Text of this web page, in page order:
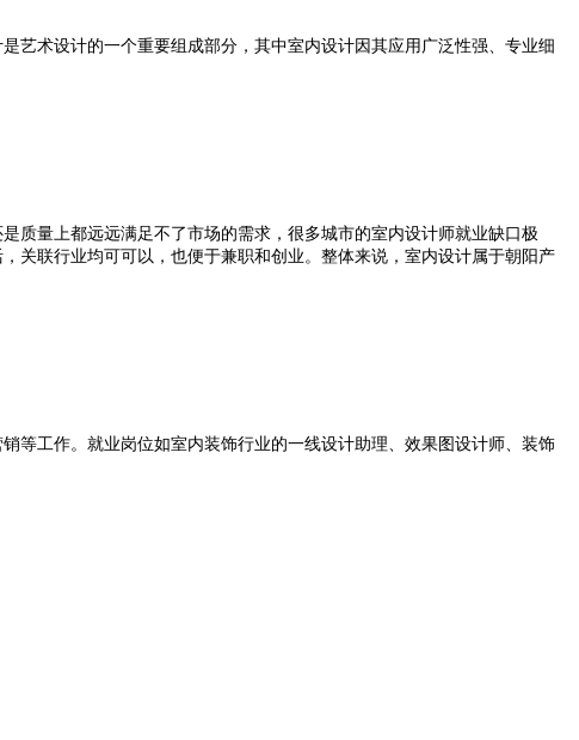
艺术设计的一个重要组成部分，其中室内设计因其应用广泛性强、专业细
质量上都远远满足不了市场的需求，很多城市的室内设计师就业缺口极
关联行业均可可以，也便于兼职和创业。整体来说，室内设计属于朝阳产
等工作。就业岗位如室内装饰行业的一线设计助理、效果图设计师、装饰